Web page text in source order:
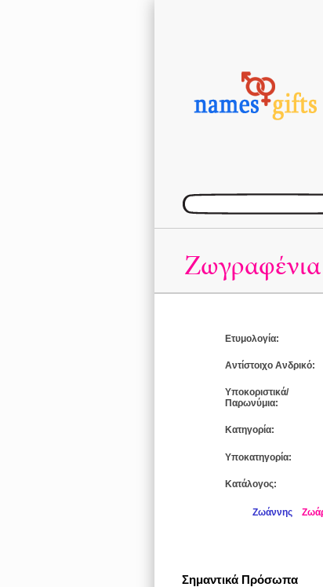
Ζωγραφένια
Ετυμολογία:
Αντίστοιχο Ανδρικό:
Υποκοριστικά/
Παρωνύμια:
Κατηγορία:
Υποκατηγορία:
Κατάλογος:
Ζωάννης
Σημαντικά Πρόσωπα